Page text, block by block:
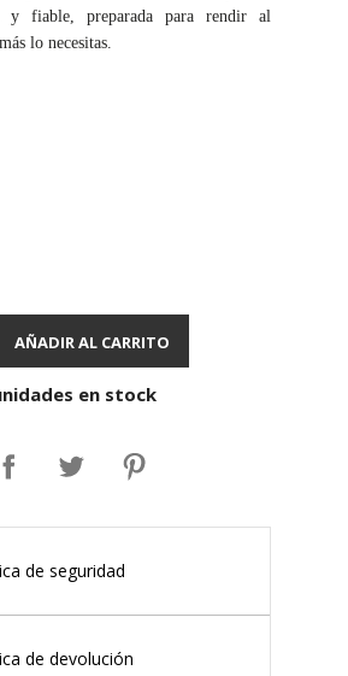
y fiable, preparada para rendir al
lo necesitas.
AÑADIR AL CARRITO
en stock
de seguridad
de devolución